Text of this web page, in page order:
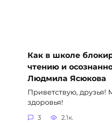
Как в школе
чтению и
Людмила Ясюкова
Приветствую, друзья!
здоровья!
3 2.1к.